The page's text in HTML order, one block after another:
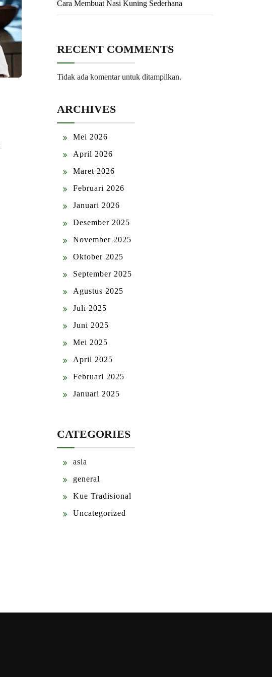
Cara Membuat Nasi Kuning Sederhana
RECENT COMMENTS
Tidak ada komentar untuk ditampilkan.
ARCHIVES
Mei 2026
April 2026
Maret 2026
Februari 2026
Januari 2026
Desember 2025
November 2025
Oktober 2025
September 2025
Agustus 2025
Juli 2025
Juni 2025
Mei 2025
April 2025
Februari 2025
Januari 2025
CATEGORIES
asia
general
Kue Tradisional
Uncategorized